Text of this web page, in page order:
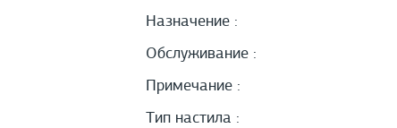
Назначение :
Обслуживание :
Примечание :
Тип настила :